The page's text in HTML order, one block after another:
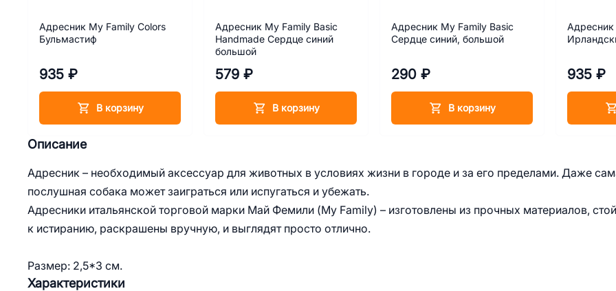
Описание
Адресник – необходимый аксессуар для животных в условиях жизни в городе и за его пределами. Даже
послушная собака может заиграться или испугаться и убежать.
Адресники итальянской торговой марки Май Фемили (My Family) – изготовлены из прочных материалов,
к истиранию, раскрашены вручную, и выглядят просто отлично.
Размер: 2,5*3 см.
Адресник My Family Colors
Бульмастиф
935 ₽
В корзину
Адресник My Family Basic
Handmade Сердце синий
большой
579 ₽
В корзину
Адресник My Family Basic
Сердце синий, большой
290 ₽
В корзину
Адресник
935 ₽
Характеристики